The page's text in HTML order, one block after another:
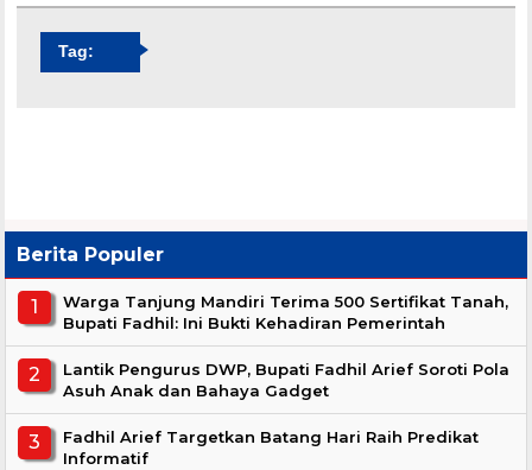
Tag:
Berita Populer
Warga Tanjung Mandiri Terima 500 Sertifikat Tanah,
Bupati Fadhil: Ini Bukti Kehadiran Pemerintah
Lantik Pengurus DWP, Bupati Fadhil Arief Soroti Pola
Asuh Anak dan Bahaya Gadget
Fadhil Arief Targetkan Batang Hari Raih Predikat
Informatif